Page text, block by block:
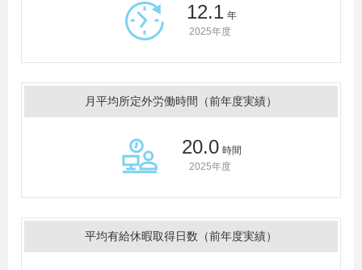
12.1 年
2025年度
月平均所定外労働時間（前年度実績）
20.0 時間
2025年度
平均有給休暇取得日数（前年度実績）